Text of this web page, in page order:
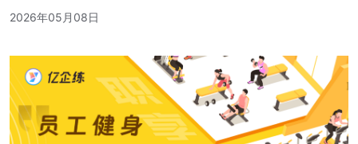
2026年05月08日